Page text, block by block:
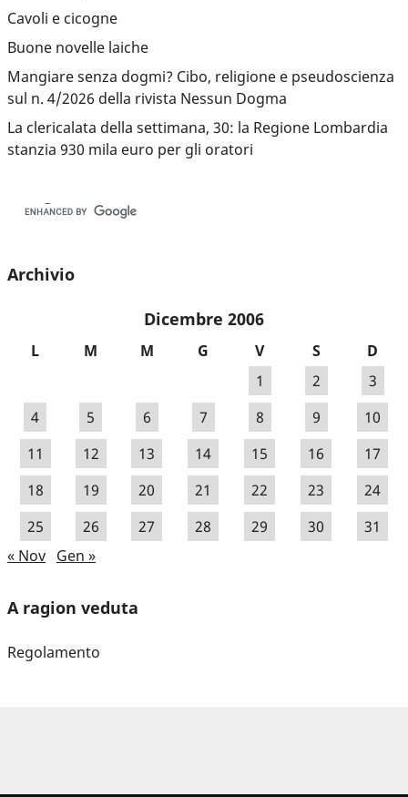
Cavoli e cicogne
Buone novelle laiche
Mangiare senza dogmi? Cibo, religione e pseudoscienza
sul n. 4/2026 della rivista Nessun Dogma
La clericalata della settimana, 30: la Regione Lombardia
stanzia 930 mila euro per gli oratori
Archivio
Dicembre 2006
L M M G V S
D
1
2
3
4
5 6 7 8 9
10
11
12 13 14 15 16
17
18
19 20 21 22 23
24
25
26 27 28 29 30
31
« Nov Gen »
A ragion veduta
Regolamento